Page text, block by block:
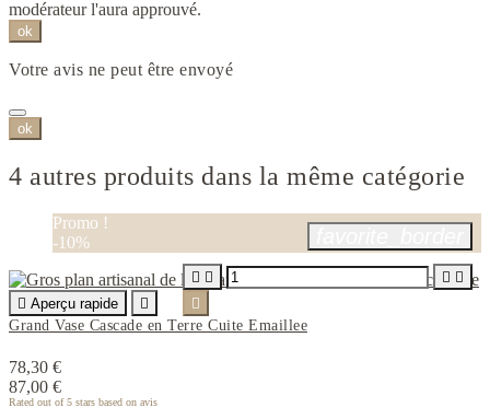
modérateur l'aura approuvé.
ok
Votre avis ne peut être envoyé
ok
4 autres produits dans la même catégorie
Promo !
-10%
 Aperçu rapide

Grand Vase Cascade en Terre Cuite Emaillee
78,30 €
87,00 €
Rated out of 5 stars based on avis
   
